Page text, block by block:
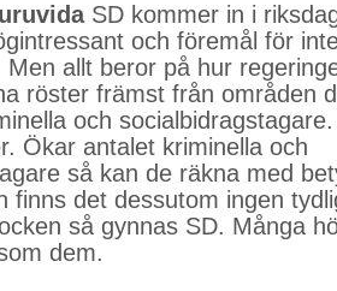
SD kommer in i
och föremål för
Men allt beror på hur
röster främst från områden
och
Ökar antalet kriminella och
så kan de räkna med
finns det dessutom ingen
så gynnas SD. Många
dem.